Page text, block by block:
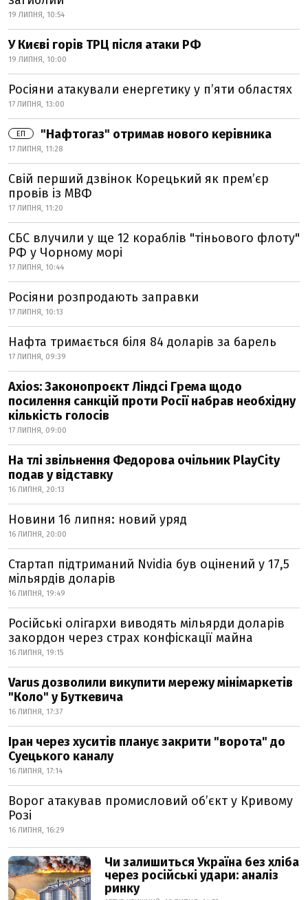
19 ЛИПНЯ, 10:54
У Києві горів ТРЦ після атаки РФ
19 ЛИПНЯ, 10:00
Росіяни атакували енергетику у пʼяти областях
17 ЛИПНЯ, 13:00
ЕП "Нафтогаз" отримав нового керівника
17 ЛИПНЯ, 11:28
Свій перший дзвінок Корецький як премʼєр
провів із МВФ
17 ЛИПНЯ, 11:20
СБС влучили у ще 12 кораблів "тіньового флоту"
РФ у Чорному морі
17 ЛИПНЯ, 10:44
Росіяни розпродають заправки
17 ЛИПНЯ, 10:13
Нафта тримається біля 84 доларів за барель
17 ЛИПНЯ, 09:39
Axios: Законопроєкт Ліндсі Грема щодо
посилення санкцій проти Росії набрав необхідну
кількість голосів
17 ЛИПНЯ, 09:00
На тлі звільнення Федорова очільник PlayCity
подав у відставку
16 ЛИПНЯ, 20:13
Новини 16 липня: новий уряд
16 ЛИПНЯ, 20:00
Стартап підтриманий Nvidia був оцінений у 17,5
мільярдів доларів
16 ЛИПНЯ, 19:49
Російські олігархи виводять мільярди доларів
закордон через страх конфіскації майна
16 ЛИПНЯ, 19:15
Varus дозволили викупити мережу мінімаркетів
"Коло" у Буткевича
16 ЛИПНЯ, 17:37
Іран через хуситів планує закрити "ворота" до
Суецького каналу
16 ЛИПНЯ, 17:14
Ворог атакував промисловий обʼєкт у Кривому
Розі
16 ЛИПНЯ, 16:29
Чи залишиться Україна без хліба
через російські удари: аналіз
ринку